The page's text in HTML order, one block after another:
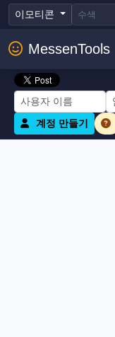
이모티콘
MessenTools
계정 만들기